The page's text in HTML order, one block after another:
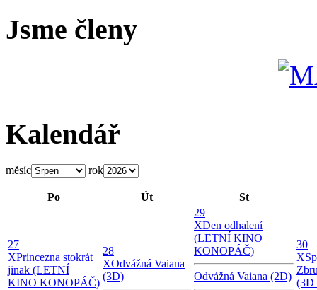
Jsme členy
Kalendář
měsíc rok
Po Út St
27
XPrincezna stokrát
jinak (LETNÍ
KINO KONOPÁČ)
28
XOdvážná Vaiana
(3D)
29
XDen odhalení
(LETNÍ KINO
KONOPÁČ)
Odvážná Vaiana (2D)
30
X
(3D